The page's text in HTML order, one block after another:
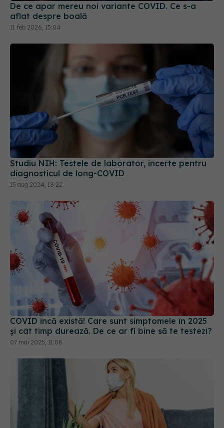
De ce apar mereu noi variante COVID. Ce s-a
aflat despre boală
11 feb 2026, 15:04
Studiu NIH: Testele de laborator, incerte pentru
diagnosticul de long-COVID
15 aug 2024, 18:22
COVID încă există! Care sunt simptomele în 2025
și cât timp durează. De ce ar fi bine să te testezi?
07 mai 2025, 11:08